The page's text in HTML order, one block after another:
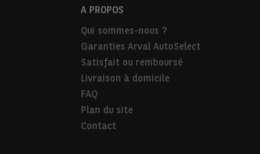
A PROPOS
Qui sommes-nous ?
Garanties Arval AutoSelect
Satisfait ou remboursé
Livraison à domicile
FAQ
Plan du site
Contact